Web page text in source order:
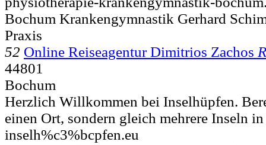
Bochum Krankengymnastik Gerhard
Praxis
52 Online Reiseagentur Dimitrios Zachos
44801
Bochum
Herzlich Willkommen bei Inselhüpfen.
einen Ort, sondern gleich mehrere Inseln
inselh%c3%bcpfen.eu